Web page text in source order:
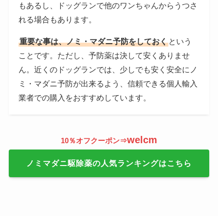
もあるし、ドッグランで他のワンちゃんからうつさ
れる場合もあります。
重要な事は、ノミ・マダニ予防をしておく という
ことです。ただし、予防薬は決して安くありませ
ん。近くのドッグランでは、少しでも安く安全にノ
ミ・マダニ予防が出来るよう、信頼できる個人輸入
業者での購入をおすすめしています。
10％オフクーポン⇒welcm
ノミマダニ駆除薬の人気ランキングはこちら